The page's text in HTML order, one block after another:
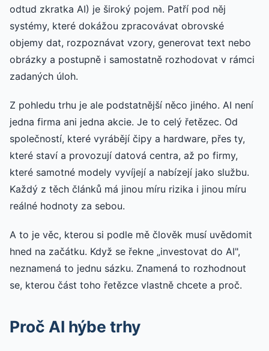
odtud zkratka AI) je široký pojem. Patří pod něj
systémy, které dokážou zpracovávat obrovské
objemy dat, rozpoznávat vzory, generovat text nebo
obrázky a postupně i samostatně rozhodovat v rámci
zadaných úloh.
Z pohledu trhu je ale podstatnější něco jiného. AI není
jedna firma ani jedna akcie. Je to celý řetězec. Od
společností, které vyrábějí čipy a hardware, přes ty,
které staví a provozují datová centra, až po firmy,
které samotné modely vyvíjejí a nabízejí jako službu.
Každý z těch článků má jinou míru rizika i jinou míru
reálné hodnoty za sebou.
A to je věc, kterou si podle mě člověk musí uvědomit
hned na začátku. Když se řekne „investovat do AI",
neznamená to jednu sázku. Znamená to rozhodnout
se, kterou část toho řetězce vlastně chcete a proč.
Proč AI hýbe trhy